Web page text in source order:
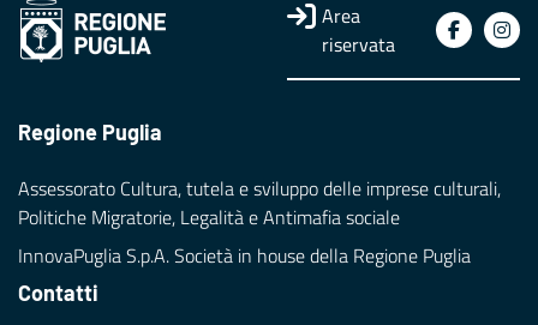
Area
riservata
Regione Puglia
Assessorato Cultura, tutela e sviluppo delle imprese culturali,
Politiche Migratorie, Legalità e Antimafia sociale
InnovaPuglia S.p.A. Società in house della Regione Puglia
Contatti